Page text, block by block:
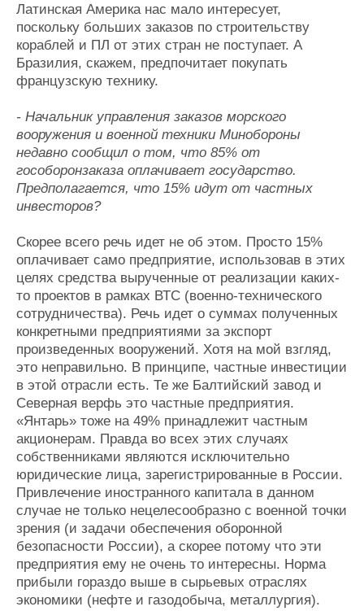
Латинская Америка нас мало интересует,
поскольку больших заказов по строительству
кораблей и ПЛ от этих стран не поступает. А
Бразилия, скажем, предпочитает покупать
французскую технику.
- Начальник управления заказов морского
вооружения и военной техники Минобороны
недавно сообщил о том, что 85% от
гособоронзаказа оплачивает государство.
Предполагается, что 15% идут от частных
инвесторов?
Скорее всего речь идет не об этом. Просто 15%
оплачивает само предприятие, использовав в этих
целях средства вырученные от реализации каких-
то проектов в рамках ВТС (военно-технического
сотрудничества). Речь идет о суммах полученных
конкретными предприятиями за экспорт
произведенных вооружений. Хотя на мой взгляд,
это неправильно. В принципе, частные инвестиции
в этой отрасли есть. Те же Балтийский завод и
Северная верфь это частные предприятия.
«Янтарь» тоже на 49% принадлежит частным
акционерам. Правда во всех этих случаях
собственниками являются исключительно
юридические лица, зарегистрированные в России.
Привлечение иностранного капитала в данном
случае не только нецелесообразно с военной точки
зрения (и задачи обеспечения оборонной
безопасности России), а скорее потому что эти
предприятия ему не очень то интересны. Норма
прибыли гораздо выше в сырьевых отраслях
экономики (нефте и газодобыча, металлургия).